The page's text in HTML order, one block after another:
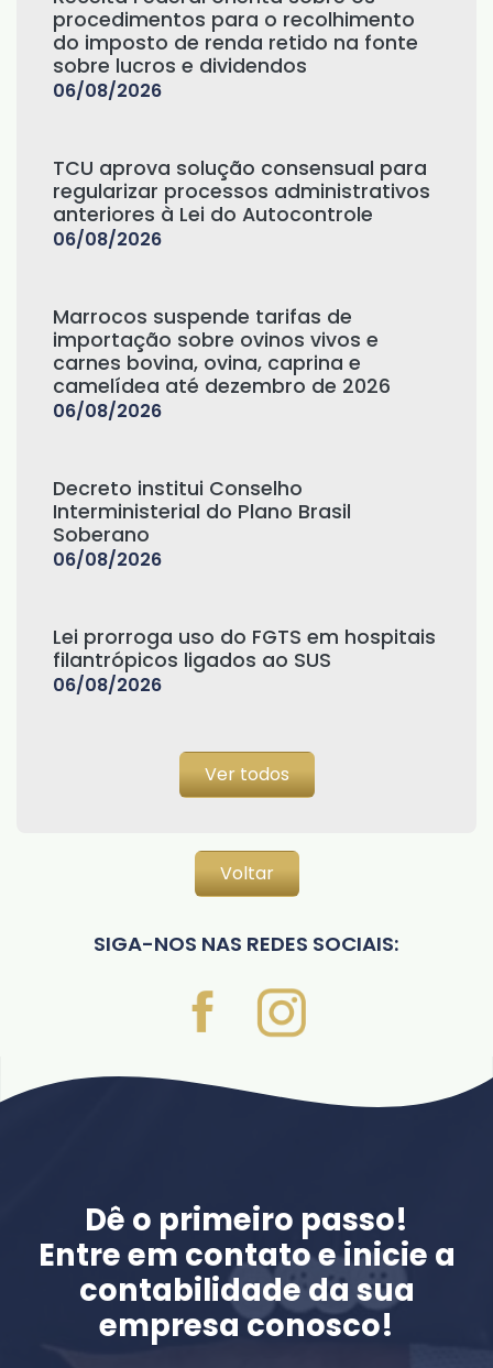
procedimentos para o recolhimento
do imposto de renda retido na fonte
sobre lucros e dividendos
06/08/2026
TCU aprova solução consensual para
regularizar processos administrativos
anteriores à Lei do Autocontrole
06/08/2026
Marrocos suspende tarifas de
importação sobre ovinos vivos e
carnes bovina, ovina, caprina e
camelídea até dezembro de 2026
06/08/2026
Decreto institui Conselho
Interministerial do Plano Brasil
Soberano
06/08/2026
Lei prorroga uso do FGTS em hospitais
filantrópicos ligados ao SUS
06/08/2026
Ver todos
Voltar
SIGA-NOS NAS REDES SOCIAIS:
Dê o primeiro passo!
Entre em contato e inicie a
contabilidade da sua
empresa conosco!